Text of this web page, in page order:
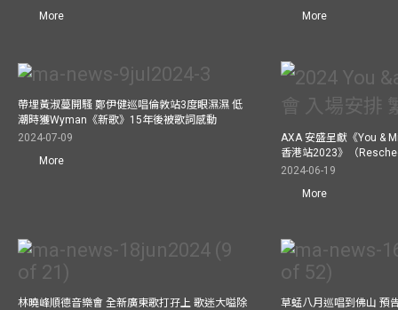
More
More
帶埋黃淑蔓開騷 鄭伊健巡唱倫敦站3度眼濕濕 低
潮時獲Wyman《新歌》15年後被歌詞感動
2024-07-09
More
AXA 安盛呈獻《You &
香港站2023》（
2024-06-19
More
林曉峰順德音樂會 全新廣東歌打孖上 歌迷大嗌除
草蜢八月巡唱到佛山 預